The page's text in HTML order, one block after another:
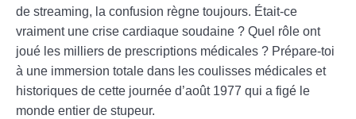
de streaming, la confusion règne toujours. Était-ce
vraiment une crise cardiaque soudaine ? Quel rôle ont
joué les milliers de prescriptions médicales ? Prépare-toi
à une immersion totale dans les coulisses médicales et
historiques de cette journée d’août 1977 qui a figé le
monde entier de stupeur.